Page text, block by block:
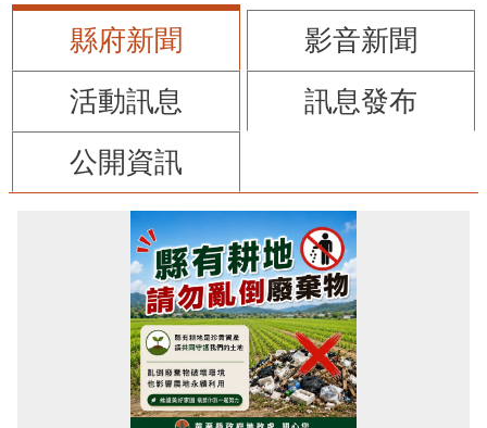
縣府新聞
影音新聞
活動訊息
訊息發布
公開資訊